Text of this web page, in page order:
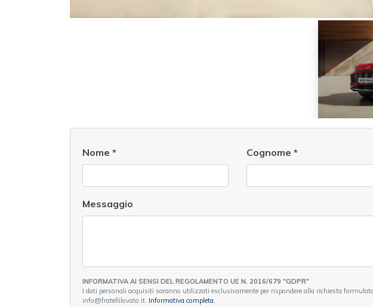
Nome * Cognome *
Messaggio
INFORMATIVA AI SENSI DEL REGOLAMENTO UE N. 2016/679 "GDPR"
I dati personali acquisiti saranno utilizzati esclusivamente per rispondere alla richiesta
info@fratellilovato.it. Informativa completa.